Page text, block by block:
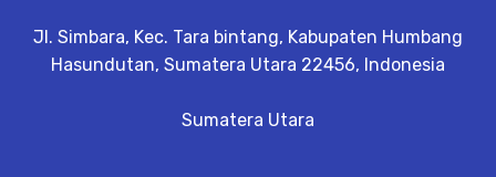
Jl. Simbara, Kec. Tara bintang, Kabupaten Humbang
Hasundutan, Sumatera Utara 22456, Indonesia
Sumatera Utara